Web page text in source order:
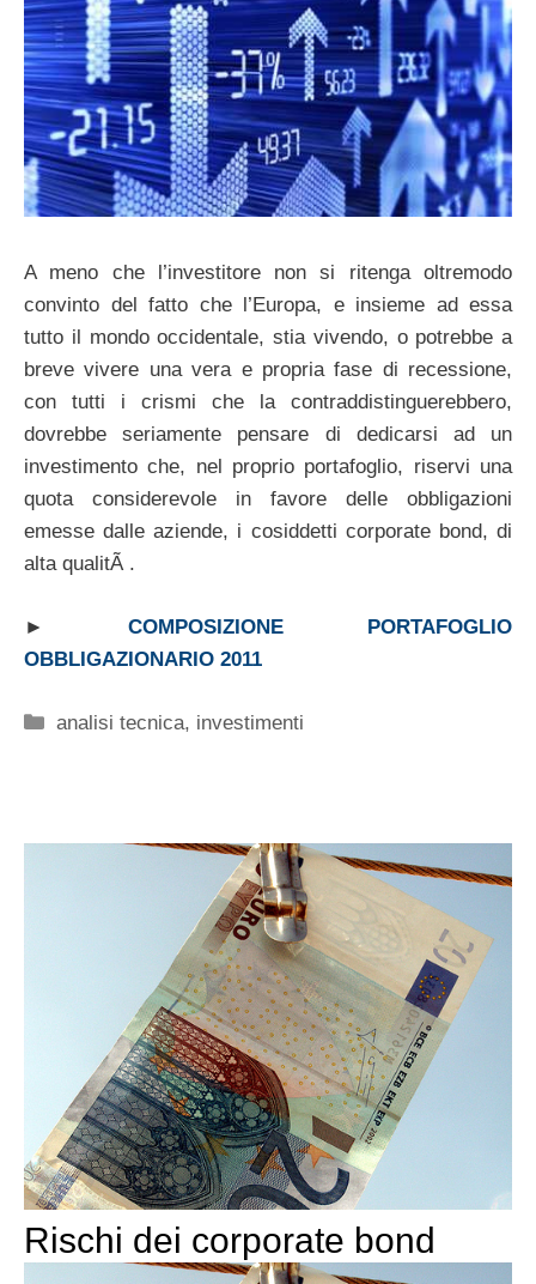
A meno che l’investitore non si ritenga oltremodo
convinto del fatto che l’Europa, e insieme ad essa
tutto il mondo occidentale, stia vivendo, o potrebbe a
breve vivere una vera e propria fase di recessione,
con tutti i crismi che la contraddistinguerebbero,
dovrebbe seriamente pensare di dedicarsi ad un
investimento che, nel proprio portafoglio, riservi una
quota considerevole in favore delle obbligazioni
emesse dalle aziende, i cosiddetti corporate bond, di
alta qualitÃ .
► COMPOSIZIONE PORTAFOGLIO
OBBLIGAZIONARIO 2011
Categorie
analisi tecnica, investimenti
Rischi dei corporate bond